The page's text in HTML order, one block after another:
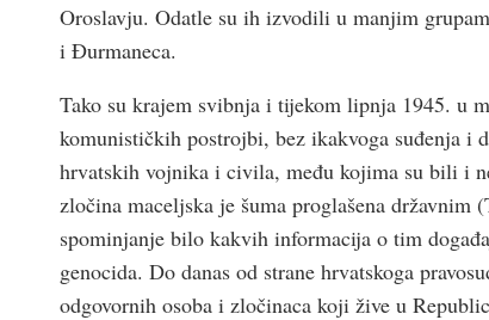
Oroslavju. Odatle su ih izvodili u manjim
i Đurmaneca.
Tako su krajem svibnja i tijekom lipnja 1945. u
komunističkih postrojbi, bez ikakvoga suđenja
hrvatskih vojnika i civila, među kojima su bili i
zločina maceljska je šuma proglašena
spominjanje bilo kakvih informacija o tim
genocida. Do danas od strane hrvatskoga
odgovornih osoba i zločinaca koji žive u